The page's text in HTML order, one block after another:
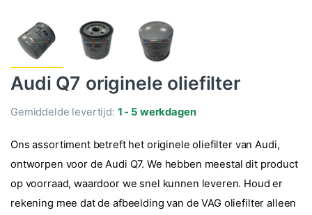
Audi Q7 originele oliefilter
Gemiddelde levertijd: 1 - 5 werkdagen
Ons assortiment betreft het originele oliefilter van Audi,
ontworpen voor de Audi Q7. We hebben meestal dit product
op voorraad, waardoor we snel kunnen leveren. Houd er
rekening mee dat de afbeelding van de VAG oliefilter alleen